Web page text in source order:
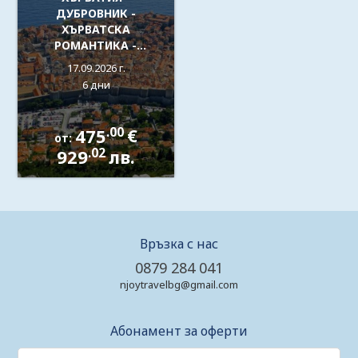
ДУБРОВНИК -
ХЪРВАТСКА
РОМАНТИКА -
ЕКСКУРЗИЯ С
АВТОБУС
17.09.2026 г.
6 дни
от:475.00€
929.02лв.
Връзка с нас
0879 284 041
njoytravelbg@gmail.com
Абонамент за оферти